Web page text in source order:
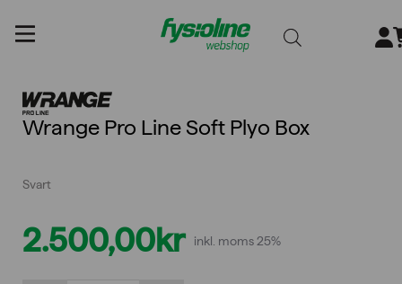
innehållet
Wrange Pro Line Soft Plyo Box
Svart
2.500,00kr inkl. moms 25%